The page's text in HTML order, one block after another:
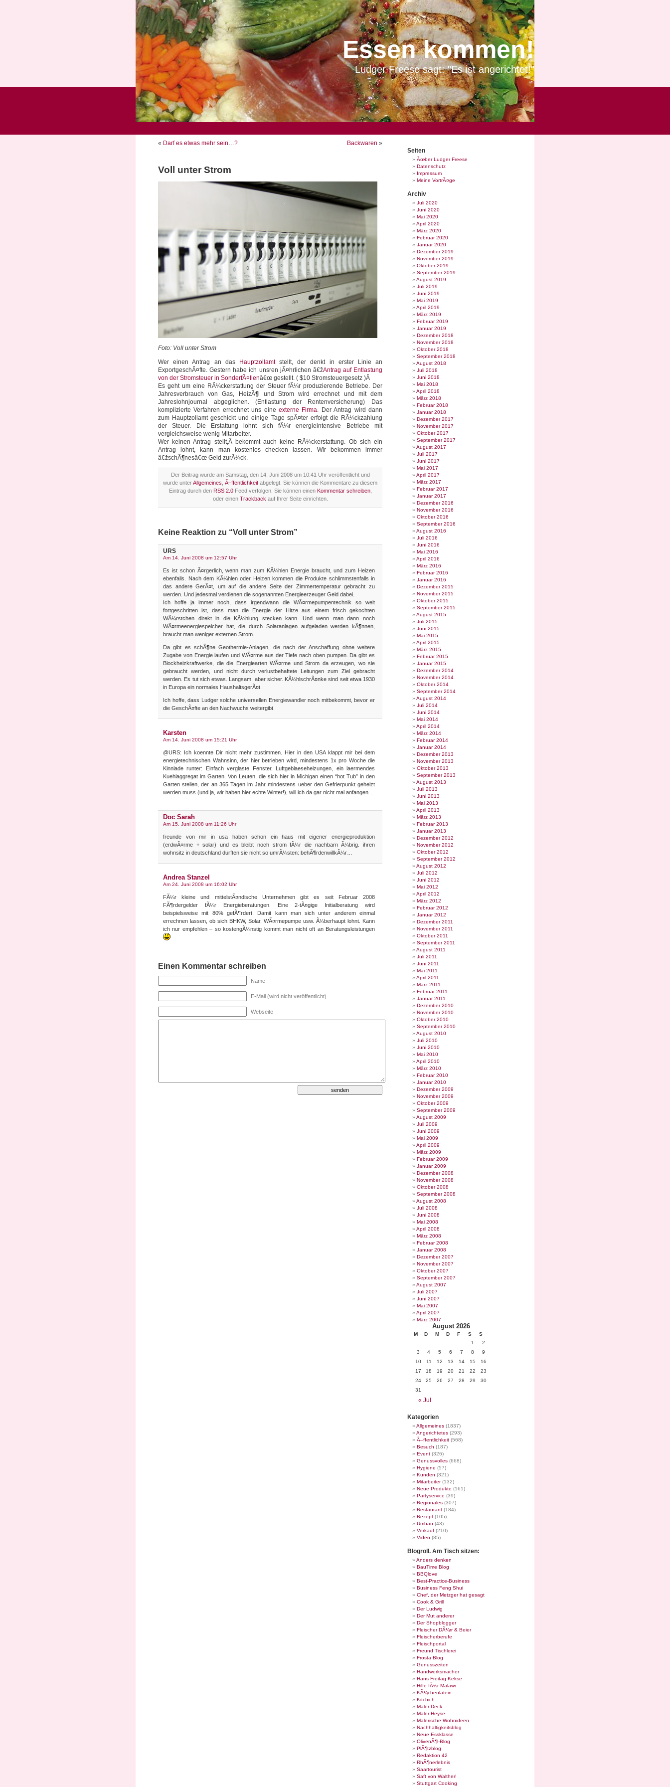
Essen kommen!
Ludger Freese sagt: "Es ist angerichtet!"
« Darf es etwas mehr sein…? Backwaren »
Voll unter Strom
Foto: Voll unter Strom
Wer einen Antrag an das
Hauptzollamtstellt, der denkt in erster Linie an
ExportgeschÃ¤fte. Gestern habe ich unsren jÃ¤hrlichen â€žAntrag auf Entlastung
von der Stromsteuer in SonderfÃ¤llenâ€œ gestellt. ( $10 Stromsteuergesetz )Â
Es geht um eine RÃ¼ckerstattung der Steuer fÃ¼r produzierende Betriebe. Der
Jahresverbrauch von Gas, HeizÃ¶l und Strom wird errechnet und mit dem
Jahreslohnjournal abgeglichen. (Entlastung der Rentenversicherung) Das
komplizierte Verfahren errechnet uns eine externe Firma. Der Antrag wird dann
zum Hauptzollamt geschickt und einige Tage spÃ¤ter erfolgt die RÃ¼ckzahlung
der Steuer. Die Erstattung lohnt sich fÃ¼r energieintensive Betriebe mit
vergleichsweise wenig Mitarbeiter.
Wer keinen Antrag stellt,Â bekommt auch keine RÃ¼ckerstattung. Ob sich ein
Antrag lohnt, kann man kostenlos checken lassen. Wir bekommen immer
â€žschÃ¶nesâ€œ Geld zurÃ¼ck.
Der Beitrag wurde am Samstag, den 14. Juni 2008 um 10:41 Uhr veröffentlicht und
wurde unterAllgemeines Ã–ffentlichkeit abgelegt. Sie können die Kommentare zu diesem
Eintrag durch den RSS 2.0Feed verfolgen. Sie können einen Kommentar schreiben,
oder einen Trackback auf Ihrer Seite einrichten.
Keine Reaktion zu “Voll unter Strom”
URS
Am 14. Juni 2008 um 12:57 Uhr
Es ist schon Ã¤rgerlich, wenn man zum KÃ¼hlen Energie braucht, und zum Heizen
ebenfalls. Nach dem KÃ¼hlen oder Heizen kommen die Produkte schlimmstenfalls in
das andere GerÃ¤t, um auf die andere Seite der Zimmertemperatur gebracht zu
werden. Und jedesmal verdienen die sogenannten Energieerzeuger Geld dabei.
Ich hoffe ja immer noch, dass irgendwann die WÃ¤rmepumpentechnik so weit
fortgeschritten ist, dass man die Energie der Hitze aus einem frisch gekochten
WÃ¼rstchen direkt in die KÃ¼hlung stecken kann. Und wenn man dann noch
WÃ¤rmeenergiespeicher hat, die durch Solaranlagen aufgeladen werden kÃ¶nnen,
braucht man weniger externen Strom.
Da gibt es schÃ¶ne Geothermie-Anlagen, die nach der Anschaffung ohne weitere
Zugabe von Energie laufen und WÃ¤rme aus der Tiefe nach oben pumpen. Da gibt es
Blockheizkraftwerke, die die Energiearten WÃ¤rme und Strom da erzeugen, wo sie
gebraucht werden, und nicht durch verlustbehaftete Leitungen zum Ziel gebracht
werden. Es tut sich etwas. Langsam, aber sicher. KÃ¼hlschrÃ¤nke sind seit etwa 1930
in Europa ein normales HaushaltsgerÃ¤t.
Ich hoffe, dass Ludger solche universellen Energiewandler noch mitbekommt, bevor er
die GeschÃ¤fte an den Nachwuchs weitergibt.
Karsten
Am 14. Juni 2008 um 15:21 Uhr
@URS: Ich koennte Dir nicht mehr zustimmen. Hier in den USA klappt mir bei dem
energietechnischen Wahnsinn, der hier betrieben wird, mindestens 1x pro Woche die
Kinnlade runter: Einfach verglaste Fenster, Luftgeblaeseheizungen, ein laermendes
Kuehlaggregat im Garten. Von Leuten, die sich hier in Michigan einen “hot Tub” in den
Garten stellen, der an 365 Tagen im Jahr mindestens ueber den Gefrierpunkt geheizt
werden muss (und ja, wir haben hier echte Winter!), will ich da gar nicht mal anfangen…
Doc Sarah
Am 15. Juni 2008 um 11:26 Uhr
freunde von mir in usa haben schon ein haus mit eigener energieproduktion
(erdwÃ¤rme + solar) und es bleibt noch strom fÃ¼r die nachbarn Ã¼brig. ihren
wohnsitz in deutschland durften sie nicht so umrÃ¼sten: behÃ¶rdenwillkÃ¼r…
Andrea Stanzel
Am 24. Juni 2008 um 16:02 Uhr
FÃ¼r kleine und mittelstÃ¤ndische Unternehmen gibt es seit Februar 2008
FÃ¶rdergelder fÃ¼r Energieberatungen. Eine 2-tÃ¤gige Initialberatung wird
beispielsweise mit 80% gefÃ¶rdert. Damit kann man sich unter anderem einmal
errechnen lassen, ob sich BHKW, Solar, WÃ¤rmepumpe usw. Ã¼berhaupt lohnt. Kann
ich nur empfehlen – so kostengÃ¼nstig kommt man nicht oft an Beratungsleistungen
Einen Kommentar schreiben
Name
E-Mail (wird nicht veröffentlicht)
Webseite
Seiten
Ãœber Ludger Freese
Datenschutz
Impressum
Meine VortrÃ¤ge
Archiv
Juli 2020
Juni 2020
Mai 2020
April 2020
März 2020
Februar 2020
Januar 2020
Dezember 2019
November 2019
Oktober 2019
September 2019
August 2019
Juli 2019
Juni 2019
Mai 2019
April 2019
März 2019
Februar 2019
Januar 2019
Dezember 2018
November 2018
Oktober 2018
September 2018
August 2018
Juli 2018
Juni 2018
Mai 2018
April 2018
März 2018
Februar 2018
Januar 2018
Dezember 2017
November 2017
Oktober 2017
September 2017
August 2017
Juli 2017
Juni 2017
Mai 2017
April 2017
März 2017
Februar 2017
Januar 2017
Dezember 2016
November 2016
Oktober 2016
September 2016
August 2016
Juli 2016
Juni 2016
Mai 2016
April 2016
März 2016
Februar 2016
Januar 2016
Dezember 2015
November 2015
Oktober 2015
September 2015
August 2015
Juli 2015
Juni 2015
Mai 2015
April 2015
März 2015
Februar 2015
Januar 2015
Dezember 2014
November 2014
Oktober 2014
September 2014
August 2014
Juli 2014
Juni 2014
Mai 2014
April 2014
März 2014
Februar 2014
Januar 2014
Dezember 2013
November 2013
Oktober 2013
September 2013
August 2013
Juli 2013
Juni 2013
Mai 2013
April 2013
März 2013
Februar 2013
Januar 2013
Dezember 2012
November 2012
Oktober 2012
September 2012
August 2012
Juli 2012
Juni 2012
Mai 2012
April 2012
März 2012
Februar 2012
Januar 2012
Dezember 2011
November 2011
Oktober 2011
September 2011
August 2011
Juli 2011
Juni 2011
Mai 2011
April 2011
März 2011
Februar 2011
Januar 2011
Dezember 2010
November 2010
Oktober 2010
September 2010
August 2010
Juli 2010
Juni 2010
Mai 2010
April 2010
März 2010
Februar 2010
Januar 2010
Dezember 2009
November 2009
Oktober 2009
September 2009
August 2009
Juli 2009
Juni 2009
Mai 2009
April 2009
März 2009
Februar 2009
Januar 2009
Dezember 2008
November 2008
Oktober 2008
September 2008
August 2008
Juli 2008
Juni 2008
Mai 2008
April 2008
März 2008
Februar 2008
Januar 2008
Dezember 2007
November 2007
Oktober 2007
September 2007
August 2007
Juli 2007
Juni 2007
Mai 2007
April 2007
März 2007
August 2026
M D M D F S S
« Jul
1
2
3
4 5 6 7 8
9
10
11 12 13 14 15
16
17
18 19 20 21 22
23
24
25 26 27 28 29
30
31
Kategorien
Allgemeines (1837)
Angerichtetes (293)
Ã–ffentlichkeit (568)
Besuch (187)
Event (326)
Genussvolles (668)
Hygiene (57)
Kunden (321)
Mitarbeiter(132)
Neue Produkte (161)
Partyservice (39)
Regionales (307)
Restaurant (184)
Rezept (105)
Umbau (43)
Verkauf (210)
Video (85)
Blogroll. Am Tisch sitzen:
Anders denken
BauTime Blog
BBQlove
Best-Practice-Business
Business Feng Shui
Chef, der Metzger hat gesagt
Cook & Grill
Der Ludwig
Der Mut anderer
Der Shopblogger
Fleischer DÃ¼rr & Beier
Fleischerberufe
Fleischportal
Freund Tischlerei
Frosta Blog
Genusszeiten
Handwerksmacher
Hans Freitag Kekse
Hilfe fÃ¼r Malawi
KÃ¼chenlatein
Kitchich
Maler Deck
Maler Heyse
Malerische Wohnideen
Nachhaltigkeitsblog
Neue Essklasse
OlivenÃ¶l-Blog
PlÃ¶tzblog
Redaktion 42
RhÃ¶nerlebnis
Saartourist
Saft von Walther!
Stuttgart Cooking